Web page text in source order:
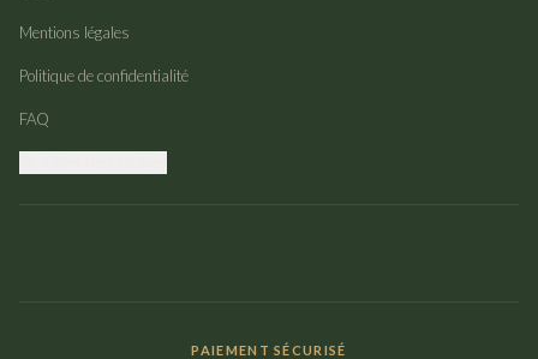
Mentions légales
Politique de confidentialité
FAQ
PAIEMENT SÉCURISÉ